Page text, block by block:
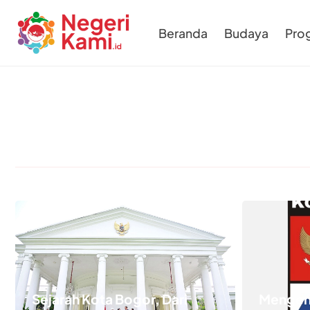
Beranda Budaya
Sejarah Kota Bogor, Dari